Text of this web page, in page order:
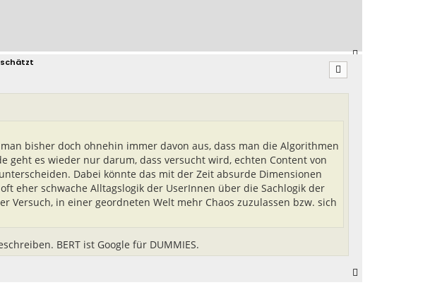
N
bisher doch ohnehin immer davon aus, dass man die Algorithmen
geht es wieder nur darum, dass versucht wird, echten Content von
Dabei könnte das mit der Zeit absurde Dimensionen
eher schwache Alltagslogik der UserInnen über die Sachlogik der
Versuch, in einer geordneten Welt mehr Chaos zuzulassen bzw. sich
BERT ist Google für DUMMIES.